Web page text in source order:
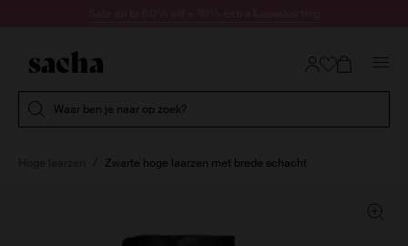
Waar ben je naar op zoek?
Zwarte hoge laarzen met brede schacht